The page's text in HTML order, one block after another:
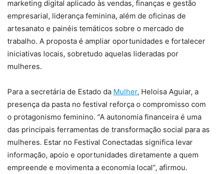
marketing digital aplicado às vendas, finanças e gestão
empresarial, liderança feminina, além de oficinas de
artesanato e painéis temáticos sobre o mercado de
trabalho. A proposta é ampliar oportunidades e fortalecer
iniciativas locais, sobretudo aquelas lideradas por
mulheres.
Para a secretária de Estado da Mulher, Heloisa Aguiar, a
presença da pasta no festival reforça o compromisso com
o protagonismo feminino. “A autonomia financeira é uma
das principais ferramentas de transformação social para as
mulheres. Estar no Festival Conectadas significa levar
informação, apoio e oportunidades diretamente a quem
empreende e movimenta a economia local”, afirmou.